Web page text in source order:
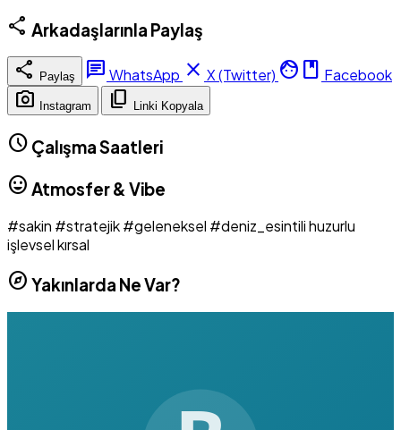
share Arkadaşlarınla Paylaş
share Paylaş chat WhatsApp close X (Twitter) facebook Facebook
photo_camera Instagram content_copy Linki Kopyala
schedule Çalışma Saatleri
mood Atmosfer & Vibe
#sakin #stratejik#geleneksel #deniz_esintilihuzurlu
işlevselkırsal
explore Yakınlarda Ne Var?